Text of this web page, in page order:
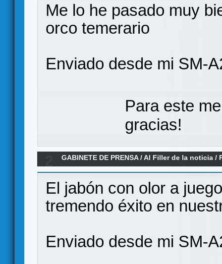
Me lo he pasado muy
orco temerario
Enviado desde mi SM-
Para este
gracias!
GABINETE DE PRENSA/Al Filler de la noticia /
2026)
El jabón con olor a
tremendo éxito en
Enviado desde mi SM-